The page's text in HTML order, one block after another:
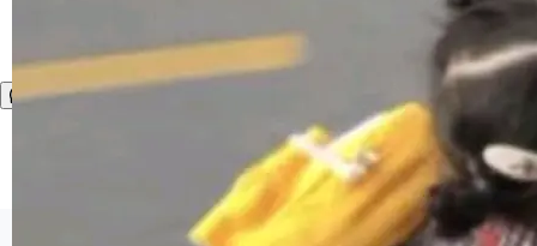
Harness 负责把能力落到真实环境中——调用工
具、读写文件、管理上下文、处理错误、完成闭
环。崔添翼招人的标...
理解、推理、生成与编辑，还仅以 8B-MoT 的轻
量大小，将能力推进到4K、更精细的真实质感、
更复杂的视觉控制和可持续迭代编辑。 相比 U
1，U1.5-Lite-Preview 在以下方向上带来了显著
提升： 原生支持4K图像生成； 更精细的局部纹
理、细节与真实世界质感； 更准确的中英文文字
生成与复杂版式组织； 更稳定的图...
©OSCHINA(OSChina.NET) 京ICP备2025119063号